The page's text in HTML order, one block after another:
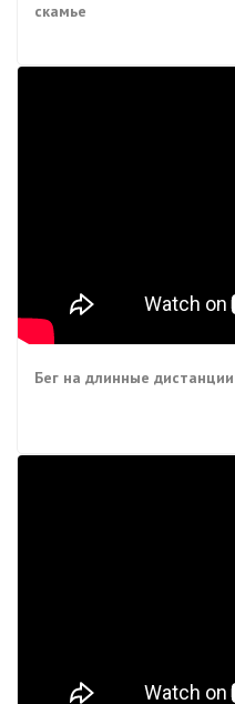
скамье
Бег на длинные дистанции